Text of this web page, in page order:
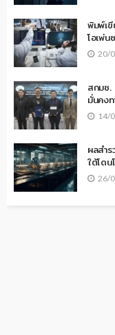
พิมพ์เ
โอเพ่น
20/
สกมช.
มั่นคงท
14/
ผลสำ
ใต้โดน
26/